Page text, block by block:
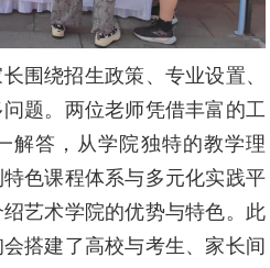
围绕招生政策、专业设置、
题。两位老师凭借丰富的工
解答，从学院独特的教学理
色课程体系与多元化实践平
艺术学院的优势与特色。此
搭建了高校与考生、家长间